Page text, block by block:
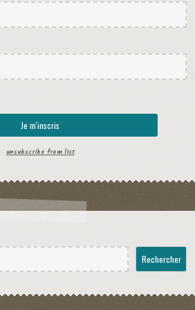
unsubscribe from list
Rechercher